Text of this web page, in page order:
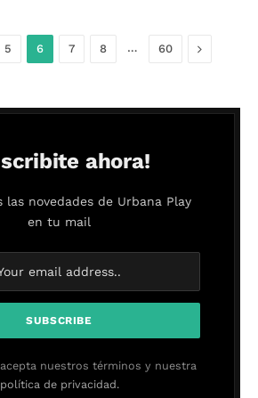
5 6 7 8 … 60 Siguiente
ahora!
las novedades de Urbana Play
en tu mail
nuestros términos y nuestra
política de privacidad.